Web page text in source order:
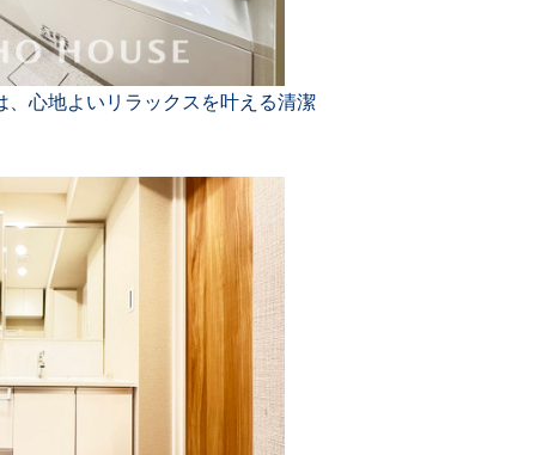
、心地よいリラックスを叶える清潔